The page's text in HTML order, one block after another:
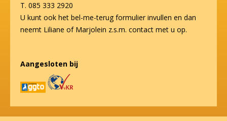
T. 085 333 2920
U kunt ook het bel-me-terug formulier invullen en dan
neemt Liliane of Marjolein z.s.m. contact met u op.
Aangesloten bij